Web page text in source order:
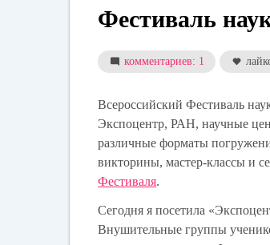
Фестиваль
комментариев: 1
Всероссийский Фестиваль
Экспоцентр, РАН, научные
различные форматы
викторины, мастер-классы и
Фестиваля.
Сегодня я посетила
Внушительные группы